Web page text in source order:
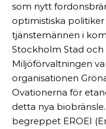
som nytt
optimistiska
tjänstemännen i
Stockholm Stad
Miljöförvaltningen
organisationen
Ovationerna för
detta nya
begreppet EROEI